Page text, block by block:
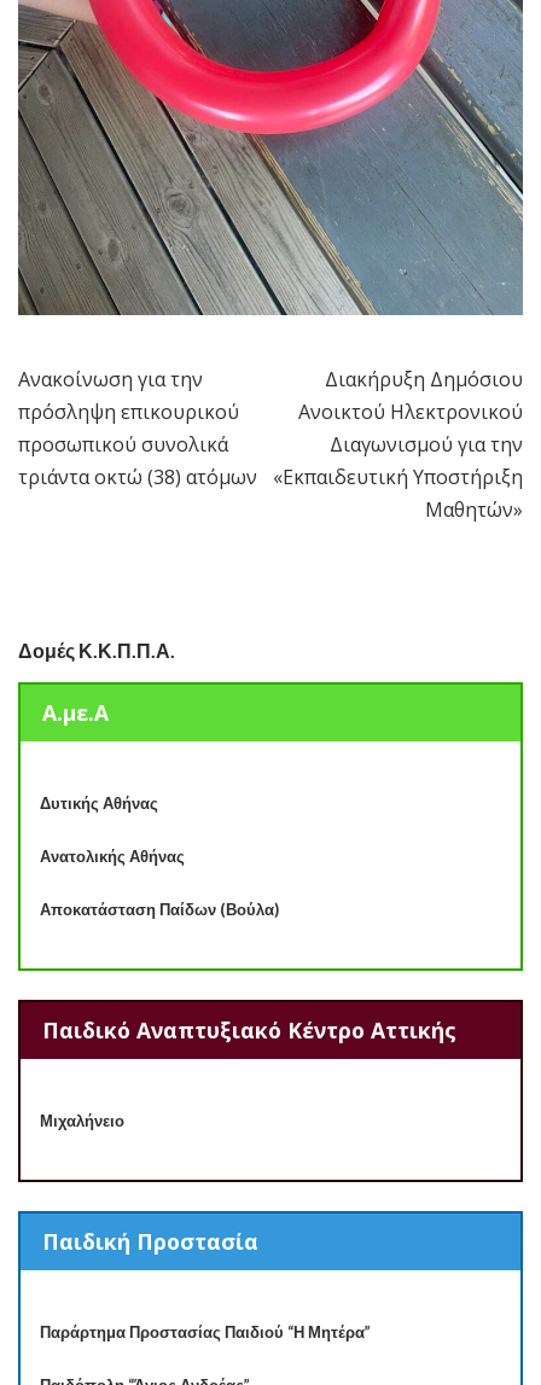
Πλοήγηση
άρθρων
Ανακοίνωση για την
πρόσληψη επικουρικού
προσωπικού συνολικά
τριάντα οκτώ (38) ατόμων
Διακήρυξη Δημόσιου
Ανοικτού Ηλεκτρονικού
Διαγωνισμού για την
«Εκπαιδευτική Υποστήριξη
Μαθητών»
Δομές Κ.Κ.Π.Π.Α.
Α.με.Α
Δυτικής Αθήνας
Ανατολικής Αθήνας
Αποκατάσταση Παίδων (Βούλα)
Παιδικό Αναπτυξιακό Κέντρο Αττικής
Μιχαλήνειο
Παιδική Προστασία
Παράρτημα Προστασίας Παιδιού “Η Μητέρα”